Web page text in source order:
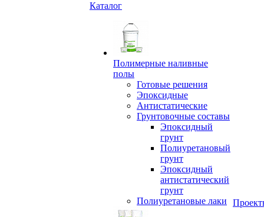
Каталог
Полимерные наливные
полы
Готовые решения
Эпоксидные
Антистатические
Грунтовочные составы
Эпоксидный
грунт
Полиуретановый
грунт
Эпоксидный
антистатический
грунт
Полиуретановые лаки